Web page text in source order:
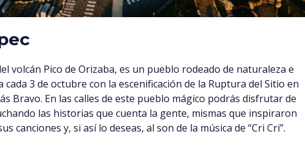
volcán Pico de Orizaba, es un pueblo rodeado de naturaleza e
3 de octubre con la escenificación de la Ruptura del Sitio en
Bravo. En las calles de este pueblo mágico podrás disfrutar de
las historias que cuenta la gente, mismas que inspiraron
canciones y, si así lo deseas, al son de la música de “Cri Cri”.